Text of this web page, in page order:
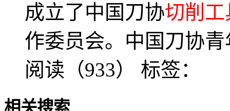
成立了中国刀协切削工
作委员会。中国刀协
阅读（933） 标签：
相关搜索